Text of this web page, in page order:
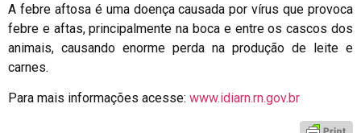
A febre aftosa é uma doença causada por vírus que provoca
febre e aftas, principalmente na boca e entre os cascos dos
animais, causando enorme perda na produção de leite e
carnes.
Para mais informações acesse: www.idiarn.rn.gov.br